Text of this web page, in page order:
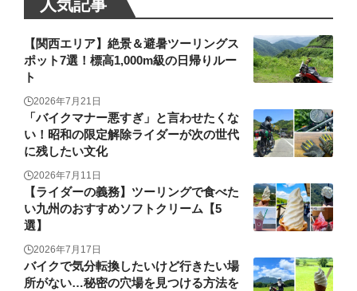
人気記事
【関西エリア】絶景＆避暑ツーリングス
ポット7選！標高1,000m級の日帰りルー
ト
2026年7月21日
「バイクマナー悪すぎ」と言わせたくな
い！昭和の限定解除ライダーが次の世代
に残したい文化
2026年7月11日
【ライダーの義務】ツーリングで食べた
い九州のおすすめソフトクリーム【5
選】
2026年7月17日
バイクで気分転換したいけど行きたい場
所がない…秘密の穴場を見つける方法を